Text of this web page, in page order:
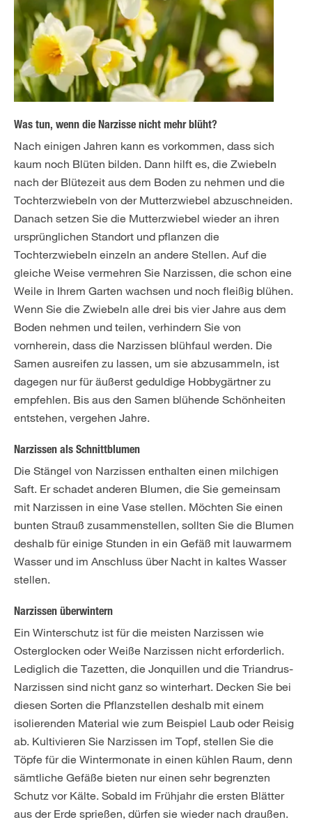
Was tun, wenn die Narzisse nicht mehr blüht?
Nach einigen Jahren kann es vorkommen, dass sich
kaum noch Blüten bilden. Dann hilft es, die Zwiebeln
nach der Blütezeit aus dem Boden zu nehmen und die
Tochterzwiebeln von der Mutterzwiebel abzuschneiden.
Danach setzen Sie die Mutterzwiebel wieder an ihren
ursprünglichen Standort und pflanzen die
Tochterzwiebeln einzeln an andere Stellen. Auf die
gleiche Weise vermehren Sie Narzissen, die schon eine
Weile in Ihrem Garten wachsen und noch fleißig blühen.
Wenn Sie die Zwiebeln alle drei bis vier Jahre aus dem
Boden nehmen und teilen, verhindern Sie von
vornherein, dass die Narzissen blühfaul werden. Die
Samen ausreifen zu lassen, um sie abzusammeln, ist
dagegen nur für äußerst geduldige Hobbygärtner zu
empfehlen. Bis aus den Samen blühende Schönheiten
entstehen, vergehen Jahre.
Narzissen als Schnittblumen
Die Stängel von Narzissen enthalten einen milchigen
Saft. Er schadet anderen Blumen, die Sie gemeinsam
mit Narzissen in eine Vase stellen. Möchten Sie einen
bunten Strauß zusammenstellen, sollten Sie die Blumen
deshalb für einige Stunden in ein Gefäß mit lauwarmem
Wasser und im Anschluss über Nacht in kaltes Wasser
stellen.
Narzissen überwintern
Ein Winterschutz ist für die meisten Narzissen wie
Osterglocken oder Weiße Narzissen nicht erforderlich.
Lediglich die Tazetten, die Jonquillen und die Triandrus-
Narzissen sind nicht ganz so winterhart. Decken Sie bei
diesen Sorten die Pflanzstellen deshalb mit einem
isolierenden Material wie zum Beispiel Laub oder Reisig
ab. Kultivieren Sie Narzissen im Topf, stellen Sie die
Töpfe für die Wintermonate in einen kühlen Raum, denn
sämtliche Gefäße bieten nur einen sehr begrenzten
Schutz vor Kälte. Sobald im Frühjahr die ersten Blätter
aus der Erde sprießen, dürfen sie wieder nach draußen.